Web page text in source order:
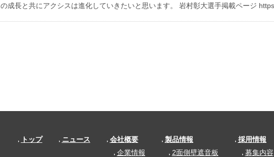
の成長と共にアクシスは進化していきたいと思います。 岩村彰大選手掲載ページ
トップ ニュース
会社概要
企業情報
製品情報
2面側壁遮音板
採用情報
募集内容